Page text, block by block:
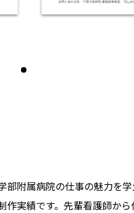
部附属病院の仕事の魅力を
作実績です。先輩看護師か